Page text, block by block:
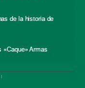
de la historia de
«Caque» Armas